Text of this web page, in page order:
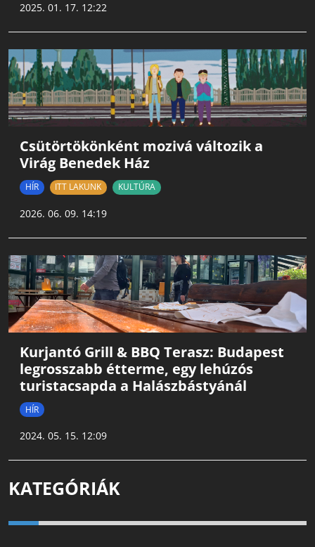
2025. 01. 17. 12:22
Csütörtökönként mozivá változik a
Virág Benedek Ház
HÍR ITT LAKUNK KULTÚRA
2026. 06. 09. 14:19
Kurjantó Grill & BBQ Terasz: Budapest
legrosszabb étterme, egy lehúzós
turistacsapda a Halászbástyánál
HÍR
2024. 05. 15. 12:09
KATEGÓRIÁK